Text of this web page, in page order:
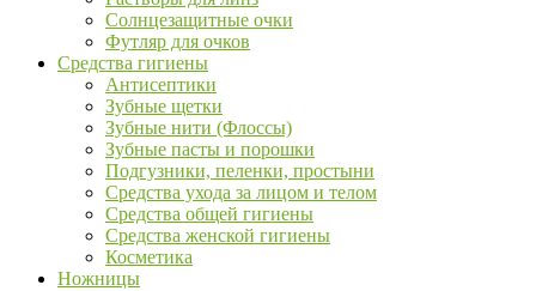
Солнцезащитные очки
Футляр для очков
Средства гигиены
Антисептики
Зубные щетки
Зубные нити (Флоссы)
Зубные пасты и порошки
Подгузники, пеленки, простыни
Средства ухода за лицом и телом
Средства общей гигиены
Средства женской гигиены
Косметика
Ножницы